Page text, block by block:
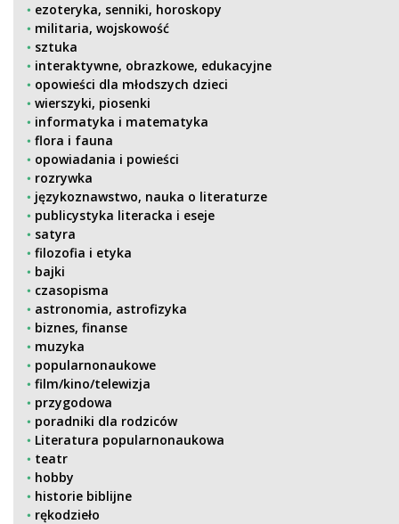
ezoteryka, senniki, horoskopy
militaria, wojskowość
sztuka
interaktywne, obrazkowe, edukacyjne
opowieści dla młodszych dzieci
wierszyki, piosenki
informatyka i matematyka
flora i fauna
opowiadania i powieści
rozrywka
językoznawstwo, nauka o literaturze
publicystyka literacka i eseje
satyra
filozofia i etyka
bajki
czasopisma
astronomia, astrofizyka
biznes, finanse
muzyka
popularnonaukowe
film/kino/telewizja
przygodowa
poradniki dla rodziców
Literatura popularnonaukowa
teatr
hobby
historie biblijne
rękodzieło